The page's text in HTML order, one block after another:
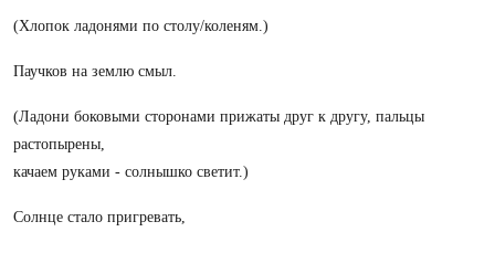
(Хлопок ладонями по столу/коленям.)
Паучков на землю смыл.
(Ладони боковыми сторонами прижаты друг к другу, пальцы
растопырены,
качаем руками - солнышко светит.)
Солнце стало пригревать,